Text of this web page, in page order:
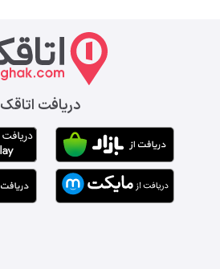
دریافت اتاقک